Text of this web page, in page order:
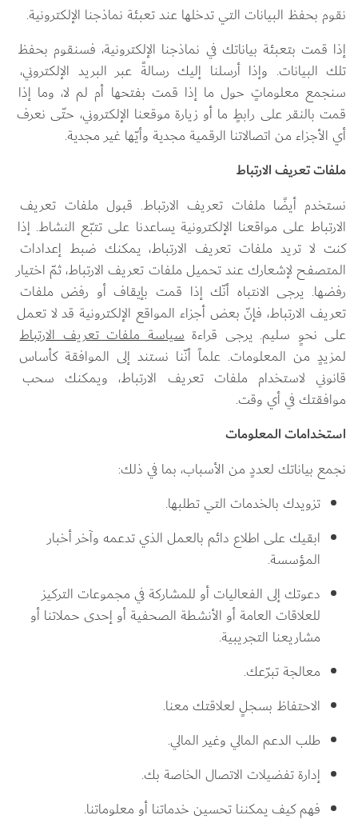
نقوم بحفظ البيانات التي تدخلها عند تعبئة نماذجنا الإلكترونية.
إذا قمت بتعبئة بياناتك في نماذجنا الإلكترونية، فسنقوم بحفظ
تلك البيانات. وإذا أرسلنا إليك رسالةً عبر البريد الإلكتروني،
سنجمع معلوماتٍ حول ما إذا قمت بفتحها أم لم لا، وما إذا
قمت بالنقر على رابطٍ ما أو زيارة موقعنا الإلكتروني، حتّى نعرف
أي الأجزاء من اتصالاتنا الرقمية مجدية وأيّها غير مجدية.
ملفات تعريف الارتباط
نستخدم أيضًا ملفات تعريف الارتباط. قبول ملفات تعريف
الارتباط على مواقعنا الإلكترونية يساعدنا على تتبّع النشاط. إذا
كنت لا تريد ملفات تعريف الارتباط، يمكنك ضبط إعدادات
المتصفح لإشعارك عند تحميل ملفات تعريف الارتباط، ثمّ اختيار
رفضها. يرجى الانتباه أنّك إذا قمت بإيقاف أو رفض ملفات
تعريف الارتباط، فإنّ بعض أجزاء المواقع الإلكترونية قد لا تعمل
على نحوٍ سليم. يرجى قراءة سياسة ملفات تعريف الارتباط
لمزيدٍ من المعلومات. علماً أنّنا نستند إلى الموافقة كأساس
قانوني لاستخدام ملفات تعريف الارتباط، ويمكنك سحب
موافقتك في أي وقت.
استخدامات المعلومات
نجمع بياناتك لعددٍ من الأسباب، بما في ذلك:
تزويدك بالخدمات التي تطلبها.
ابقيك على اطلاع دائم بالعمل الذي تدعمه وآخر أخبار
المؤسسة.
دعوتك إلى الفعاليات أو للمشاركة في مجموعات التركيز
للعلاقات العامة أو الأنشطة الصحفية أو إحدى حملاتنا أو
مشاريعنا التجريبية.
معالجة تبرّعك.
الاحتفاظ بسجلٍ لعلاقتك معنا.
طلب الدعم المالي وغير المالي.
إدارة تفضيلات الاتصال الخاصة بك.
فهم كيف يمكننا تحسين خدماتنا أو معلوماتنا.